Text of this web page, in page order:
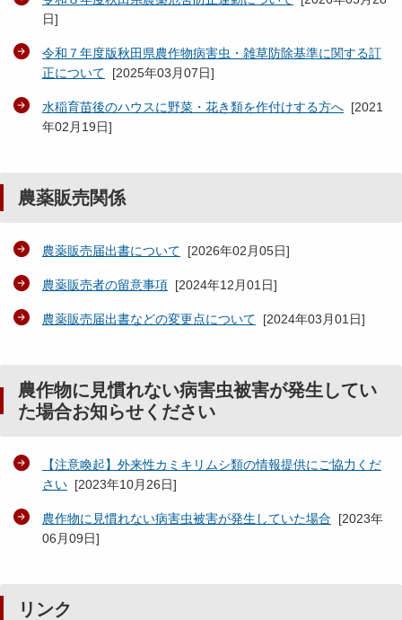
日]
令和７年度版秋田県農作物病害虫・雑草防除基準に関する訂
正について [2025年03月07日]
水稲育苗後のハウスに野菜・花き類を作付けする方へ [2021
年02月19日]
農薬販売関係
農薬販売届出書について [2026年02月05日]
農薬販売者の留意事項 [2024年12月01日]
農薬販売届出書などの変更点について [2024年03月01日]
農作物に見慣れない病害虫被害が発生してい
た場合お知らせください
【注意喚起】外来性カミキリムシ類の情報提供にご協力くだ
さい [2023年10月26日]
農作物に見慣れない病害虫被害が発生していた場合 [2023年
06月09日]
リンク